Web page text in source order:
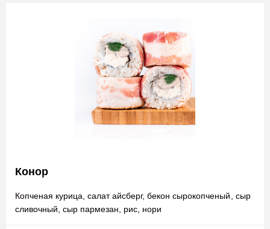
Конор
Копченая курица, салат айсберг, бекон сырокопченый, сыр
сливочный, сыр пармезан, рис, нори